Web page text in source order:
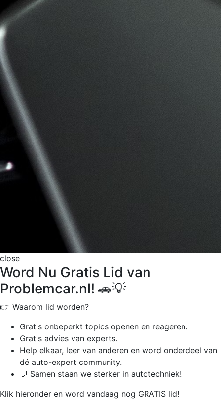
close
Word Nu Gratis Lid van
Problemcar.nl! 🚗💡
👉 Waarom lid worden?
Gratis onbeperkt topics openen en reageren.
Gratis advies van experts.
Help elkaar, leer van anderen en word onderdeel van
dé auto-expert community.
💬 Samen staan we sterker in autotechniek!
Klik hieronder en word vandaag nog GRATIS lid!